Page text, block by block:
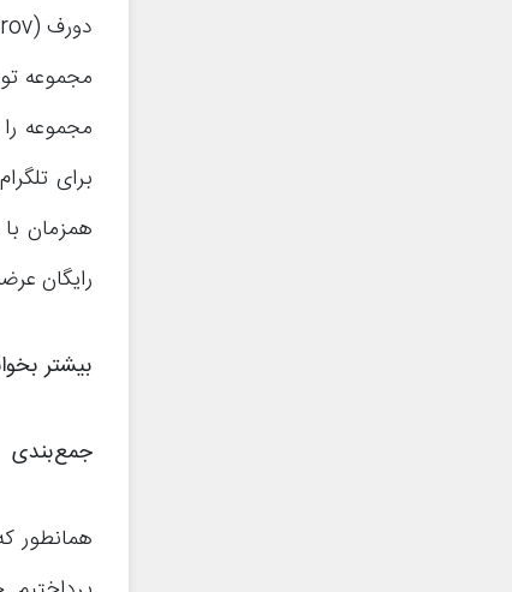
مجموعه
مجموعه
برای
همزمان
رایگان
بیشتر
جمع‌بندی
همانطور